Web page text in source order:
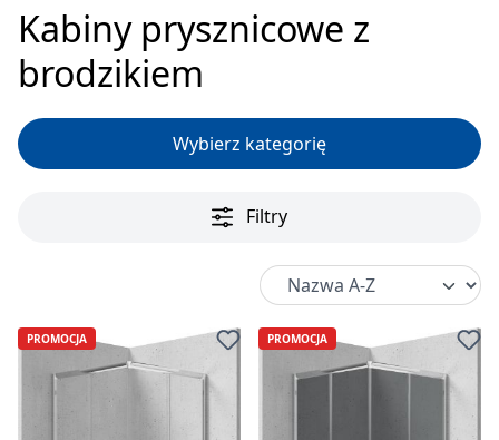
Kabiny prysznicowe z
brodzikiem
Wybierz kategorię
Filtry
PROMOCJA PROMOCJA